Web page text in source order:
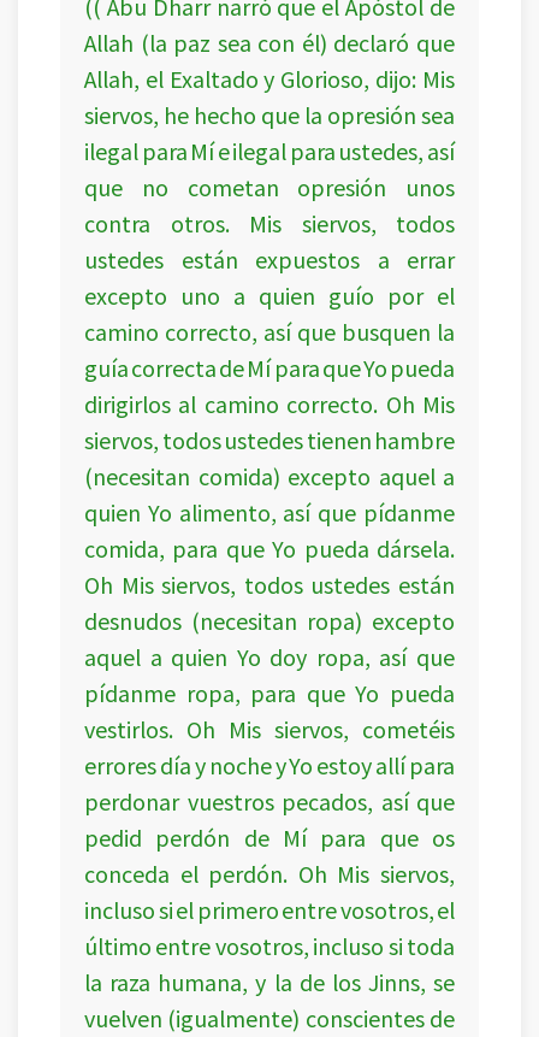
(( Abu Dharr narró que el Apóstol de
Allah (la paz sea con él) declaró que
Allah, el Exaltado y Glorioso, dijo: Mis
siervos, he hecho que la opresión sea
ilegal para Mí e ilegal para ustedes, así
que no cometan opresión unos
contra otros. Mis siervos, todos
ustedes están expuestos a errar
excepto uno a quien guío por el
camino correcto, así que busquen la
guía correcta de Mí para que Yo pueda
dirigirlos al camino correcto. Oh Mis
siervos, todos ustedes tienen hambre
(necesitan comida) excepto aquel a
quien Yo alimento, así que pídanme
comida, para que Yo pueda dársela.
Oh Mis siervos, todos ustedes están
desnudos (necesitan ropa) excepto
aquel a quien Yo doy ropa, así que
pídanme ropa, para que Yo pueda
vestirlos. Oh Mis siervos, cometéis
errores día y noche y Yo estoy allí para
perdonar vuestros pecados, así que
pedid perdón de Mí para que os
conceda el perdón. Oh Mis siervos,
incluso si el primero entre vosotros, el
último entre vosotros, incluso si toda
la raza humana, y la de los Jinns, se
vuelven (igualmente) conscientes de